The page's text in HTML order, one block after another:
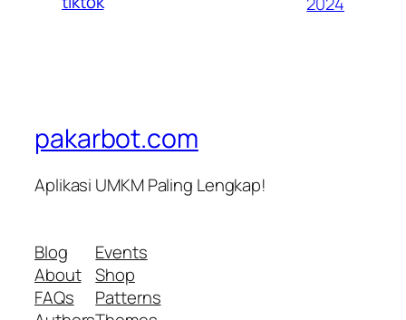
pakarbot.com
Aplikasi UMKM Paling Lengkap!
Blog
About
FAQs
Events
Shop
Patterns